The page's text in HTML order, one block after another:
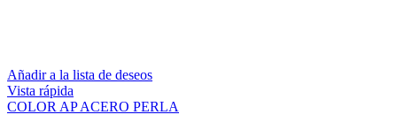
Añadir a la lista de deseos
Vista rápida
COLOR AP ACERO PERLA